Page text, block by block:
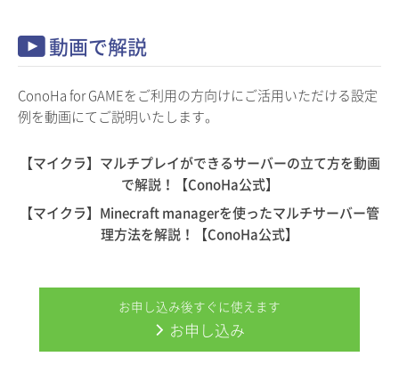
動画で解説
ConoHa for GAMEをご利用の方向けにご活用いただける設定
例を動画にてご説明いたします。
【マイクラ】マルチプレイができるサーバーの立て方を動画
で解説！【ConoHa公式】
【マイクラ】Minecraft managerを使ったマルチサーバー管
理方法を解説！【ConoHa公式】
お申し込み後すぐに使えます
お申し込み